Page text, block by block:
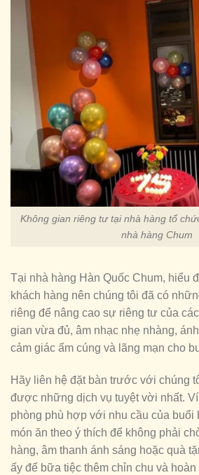
Không gian riêng tư tại nhà hàng tổ
nhà hàng Chum
Tại nhà hàng Hàn Quốc Chum, hiểu
khách hàng nên chúng tôi đã có
riêng để nâng cao sự riêng tư của
gian vừa đủ, âm nhạc nhẹ nhàng,
cảm giác ấm cúng và lãng mạn cho
Hãy liên hệ đặt bàn trước với chúng
được những dịch vụ tuyệt vời nhất.
phòng phù hợp với nhu cầu của buổi
món ăn theo ý thích để không phải
hàng, âm thanh ánh sáng hoặc quà
ấy để bữa tiệc thêm chỉn chu và